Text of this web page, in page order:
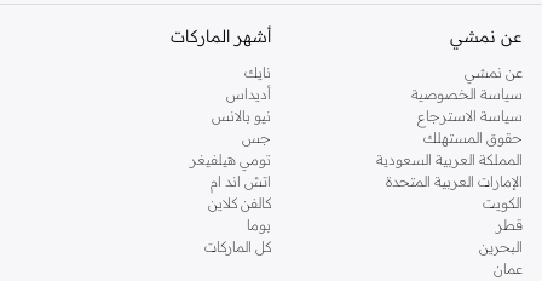
عن نمشي
عن نمشي
سياسة الخصوصية
سياسة الاسترجاع
حقوق المستهلك
المملكة العربية السعودية
الإمارات العربية المتحدة
الكويت
قطر
البحرين
عمان
أشهر الماركات
نايك
أديداس
نيو بالانس
جس
تومي هيلفيغر
اتش اند ام
كالفن كلاين
بوما
كل الماركات